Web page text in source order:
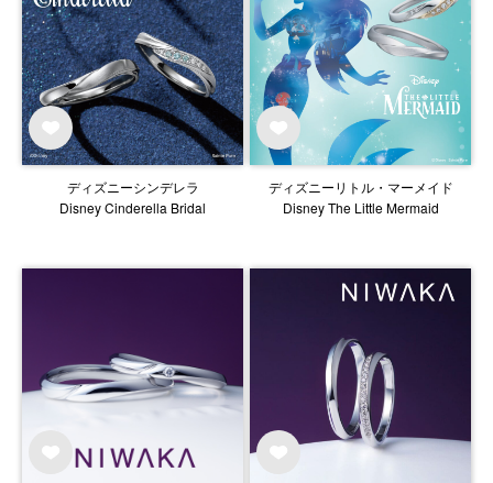
ディズニーシンデレラ
Disney Cinderella Bridal
ディズニーリトル・マーメイド
Disney The Little Mermaid